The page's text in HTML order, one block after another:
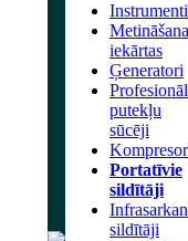
Instrumenti
iekārtas
Ģeneratori
putekļu
sūcēji
Portatīvie
sildītāji
sildītāji